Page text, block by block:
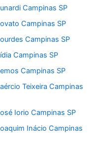
Campinas SP
Campinas SP
Campinas SP
Campinas SP
Campinas SP
Teixeira Campinas
Iorio Campinas SP
Inácio Campinas